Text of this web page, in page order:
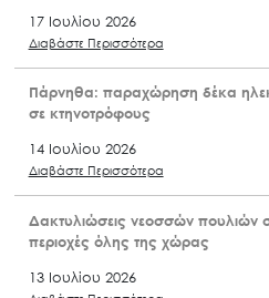
17 Ιουλίου 2026
Διαβάστε Περισσότερα
Πάρνηθα: παραχώρηση δέκα
σε κτηνοτρόφους
14 Ιουλίου 2026
Διαβάστε Περισσότερα
Δακτυλιώσεις νεοσσών πουλιών
περιοχές όλης της χώρας
13 Ιουλίου 2026